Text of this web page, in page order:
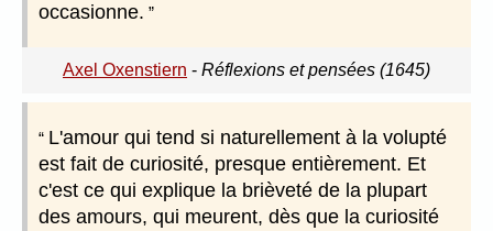
occasionne.
Axel Oxenstiern - Réflexions et pensées (1645)
L'amour qui tend si naturellement à la volupté
est fait de curiosité, presque entièrement. Et
c'est ce qui explique la brièveté de la plupart
des amours, qui meurent, dès que la curiosité